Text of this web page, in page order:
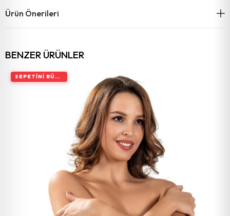
Ürün Önerileri
BENZER ÜRÜNLER
SEPETINI BÜYÜT, İNDIRIMI ARTIR